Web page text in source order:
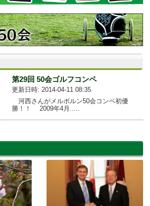
第29回 50会ゴルフコンペ
更新日時: 2014-04-11 08:35
河西さんがメルボルン50会コンペ初優
勝！！ 2009年4月.....